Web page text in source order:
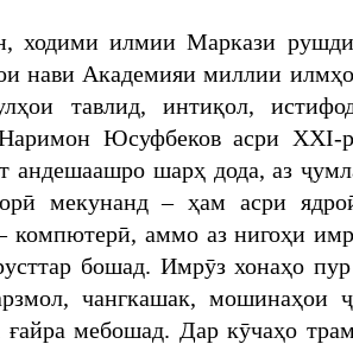
ходими илмии Маркази
нави Академияи миллии
тавлид, интиқол,
Юсуфбеков асри XXI-
андешаашро шарҳ дода, аз
мекунанд – ҳам асри
компютерӣ, аммо аз нигоҳи
бошад. Имрӯз хонаҳо
чангкашак, мошинаҳои
мебошад. Дар кӯчаҳо